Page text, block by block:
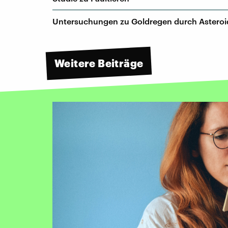
Untersuchungen zu Goldregen durch
Weitere Beiträge